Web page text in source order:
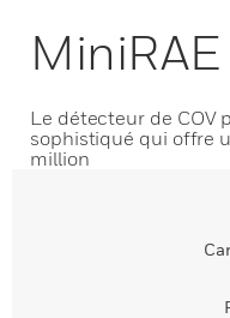
Le détecteur de COV
sophistiqué qui offre
million